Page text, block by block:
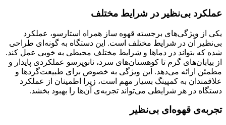
عملکرد بی‌نظیر در شرایط مختلف
یکی از ویژگی‌های برجسته قهوه ساز همراه استارسو، عملکرد
بی‌نظیر آن در شرایط مختلف است. این دستگاه به گونه‌ای طراحی
شده که بتواند در دماها و شرایط مختلف محیطی به خوبی عمل کند.
از بیابان‌های گرم تا کوهستان‌های سرد، نانوپرسو عملکردی پایدار و
مطمئن ارائه می‌دهد. این ویژگی به خصوص برای طبیعت‌گردها و
علاقمندان به کمپینگ بسیار مهم است، زیرا اطمینان از عملکرد
دستگاه در هر شرایطی می‌تواند تجربه‌ی آن‌ها را بهبود بخشد.
تجربه‌ی قهوه‌ای بی‌نظیر